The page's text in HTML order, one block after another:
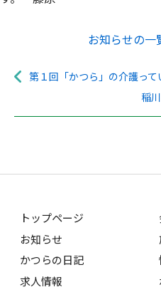
お知らせの一
第１回「かつら」の介護っ
稲
トップページ
お知らせ
かつらの日記
求人情報